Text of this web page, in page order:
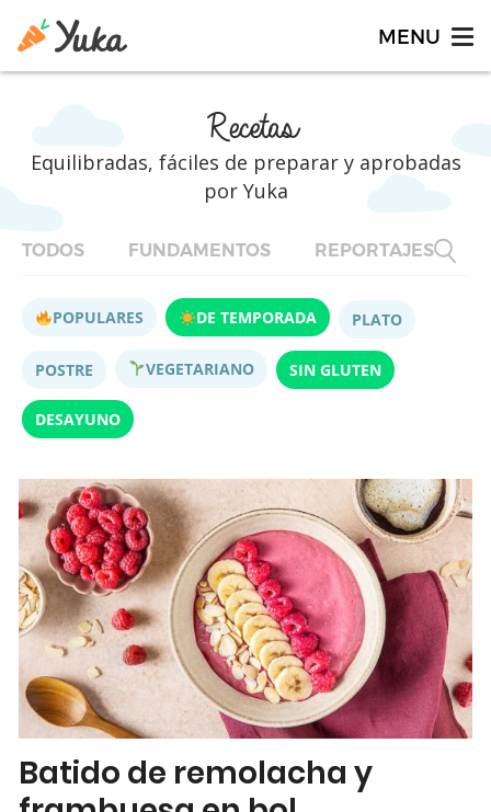
Recetas
Equilibradas, fáciles de preparar y aprobadas
por Yuka
TODOS FUNDAMENTOS REPORTAJES
POPULARES DE TEMPORADA PLATO
POSTRE VEGETARIANO SIN GLUTEN
DESAYUNO
Batido de remolacha y